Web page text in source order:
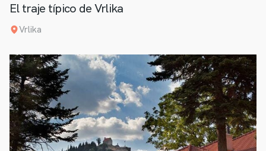
El traje típico de Vrlika
Vrlika